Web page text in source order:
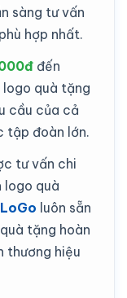
sàng tư vấn
hợp nhất.
đến
logo quà tặng
cầu của cả
tập đoàn lớn.
tư vấn chi
logo quà
luôn sẵn
tặng hoàn
thương hiệu